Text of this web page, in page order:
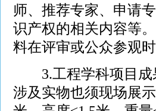
师、推荐专家、申请
识产权的相关内容等
料在评审或公众参观
3.工程学科项目成
涉及实物也须现场展